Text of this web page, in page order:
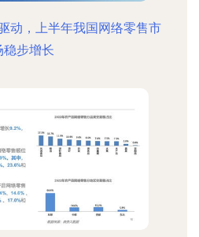
动，上半年我国网络零售市
稳步增长